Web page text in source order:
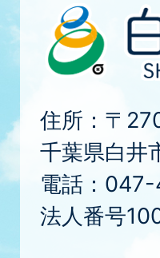
住所：〒
千葉県白井
電話：047-
法人番号